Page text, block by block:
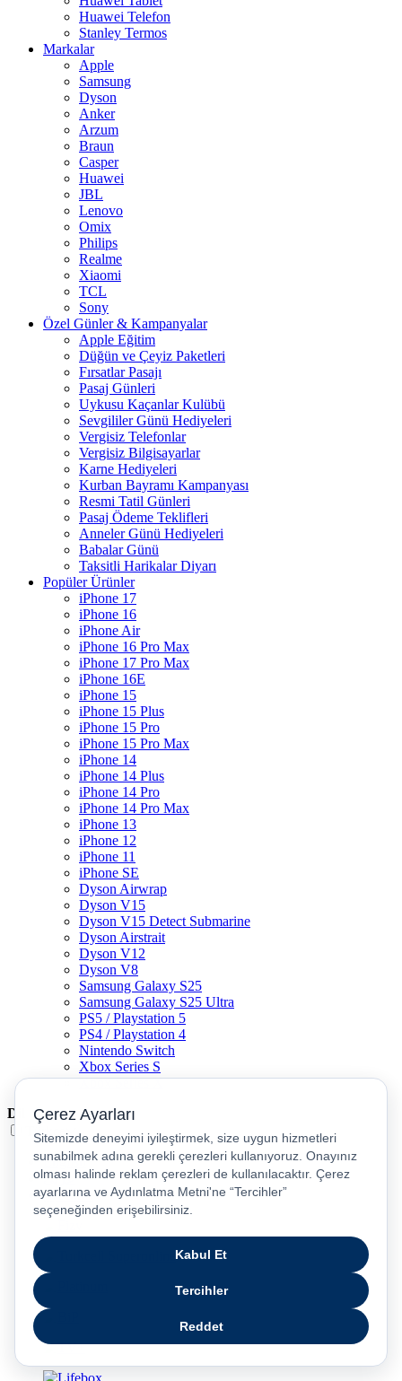
Huawei Telefon
Stanley Termos
Markalar
Apple
Samsung
Dyson
Anker
Arzum
Braun
Casper
Huawei
JBL
Lenovo
Omix
Philips
Realme
Xiaomi
TCL
Sony
Özel Günler & Kampanyalar
Apple Eğitim
Düğün ve Çeyiz Paketleri
Fırsatlar Pasajı
Pasaj Günleri
Uykusu Kaçanlar Kulübü
Sevgililer Günü Hediyeleri
Vergisiz Telefonlar
Vergisiz Bilgisayarlar
Karne Hediyeleri
Kurban Bayramı Kampanyası
Resmi Tatil Günleri
Pasaj Ödeme Teklifleri
Anneler Günü Hediyeleri
Babalar Günü
Taksitli Harikalar Diyarı
Popüler Ürünler
iPhone 17
iPhone 16
iPhone Air
iPhone 16 Pro Max
iPhone 17 Pro Max
iPhone 16E
iPhone 15
iPhone 15 Plus
iPhone 15 Pro
iPhone 15 Pro Max
iPhone 14
iPhone 14 Plus
iPhone 14 Pro
iPhone 14 Pro Max
iPhone 13
iPhone 12
iPhone 11
iPhone SE
Dyson Airwrap
Dyson V15
Dyson V15 Detect Submarine
Dyson Airstrait
Dyson V12
Dyson V8
Samsung Galaxy S25
Samsung Galaxy S25 Ultra
PS5 / Playstation 5
PS4 / Playstation 4
Nintendo Switch
Xbox Series S
Xbox Series X
Dil
Türkçe
English
عربى
русский